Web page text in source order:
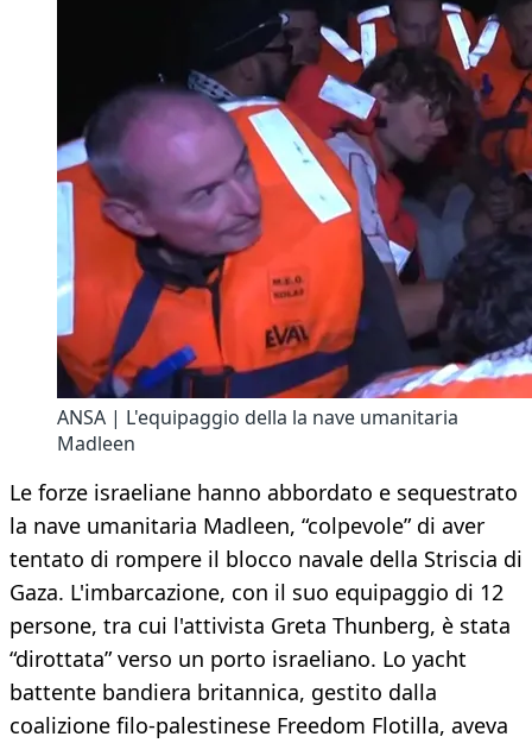
ANSA | L'equipaggio della la nave umanitaria
Madleen
Le forze israeliane hanno abbordato e sequestrato
la nave umanitaria Madleen, “colpevole” di aver
tentato di rompere il blocco navale della Striscia di
Gaza. L'imbarcazione, con il suo equipaggio di 12
persone, tra cui l'attivista Greta Thunberg, è stata
“dirottata” verso un porto israeliano. Lo yacht
battente bandiera britannica, gestito dalla
coalizione filo-palestinese Freedom Flotilla, aveva